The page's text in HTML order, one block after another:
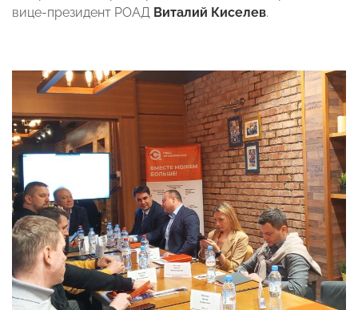
вице-президент РОАД Виталий Киселев.